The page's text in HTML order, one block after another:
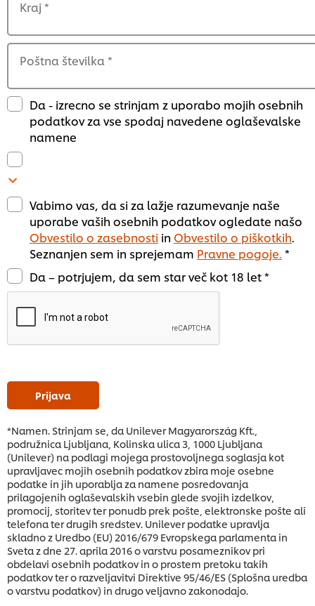
Kraj *
Poštna številka *
Da - izrecno se strinjam z uporabo mojih osebnih
podatkov za vse spodaj navedene oglaševalske
namene
Vabimo vas, da si za lažje razumevanje naše
uporabe vaših osebnih podatkov ogledate našo
Obvestilo o zasebnosti in Obvestilo o piškotkih.
Seznanjen sem in sprejemam Pravne pogoje. *
Da – potrjujem, da sem star več kot 18 let *
Prijava
*Namen. Strinjam se, da Unilever Magyarország Kft.,
podružnica Ljubljana, Kolinska ulica 3, 1000 Ljubljana
(Unilever) na podlagi mojega prostovoljnega soglasja kot
upravljavec mojih osebnih podatkov zbira moje osebne
podatke in jih uporablja za namene posredovanja
prilagojenih oglaševalskih vsebin glede svojih izdelkov,
promocij, storitev ter ponudb prek pošte, elektronske pošte ali
telefona ter drugih sredstev. Unilever podatke upravlja
skladno z Uredbo (EU) 2016/679 Evropskega parlamenta in
Sveta z dne 27. aprila 2016 o varstvu posameznikov pri
obdelavi osebnih podatkov in o prostem pretoku takih
podatkov ter o razveljavitvi Direktive 95/46/ES (Splošna uredba
o varstvu podatkov) in drugo veljavno zakonodajo.